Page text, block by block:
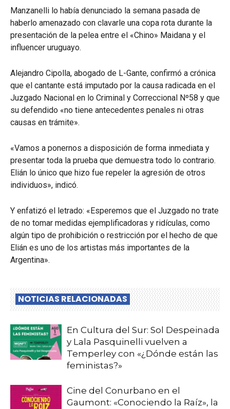
Manzanelli lo había denunciado la semana pasada de
haberlo amenazado con clavarle una copa rota durante la
presentación de la pelea entre el «Chino» Maidana y el
influencer uruguayo.
Alejandro Cipolla, abogado de L-Gante, confirmó a crónica
que el cantante está imputado por la causa radicada en el
Juzgado Nacional en lo Criminal y Correccional Nº58 y que
su defendido «no tiene antecedentes penales ni otras
causas en trámite».
«Vamos a ponernos a disposición de forma inmediata y
presentar toda la prueba que demuestra todo lo contrario.
Elián lo único que hizo fue repeler la agresión de otros
individuos», indicó.
Y enfatizó el letrado: «Esperemos que el Juzgado no trate
de no tomar medidas ejemplificadoras y ridículas, como
algún tipo de prohibición o restricción por el hecho de que
Elián es uno de los artistas más importantes de la
Argentina».
NOTICIAS RELACIONADAS
En Cultura del Sur: Sol Despeinada
y Lala Pasquinelli vuelven a
Temperley con «¿Dónde están las
feministas?»
Cine del Conurbano en el
Gaumont: «Conociendo la Raíz», la